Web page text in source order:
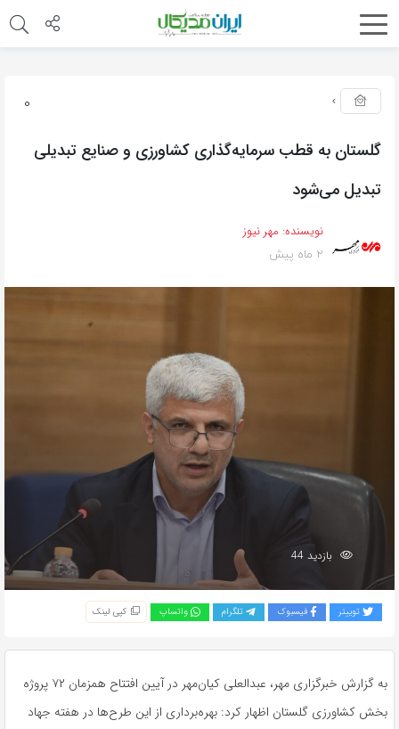
0
گلستان به قطب سرمایه‌گذاری کشاورزی و صنایع تبدیلی
تبدیل می‌شود
نویسنده: مهر نیوز
2 ماه پیش
بازدید 44
توییتر فیسبوک تلگرام واتساپ کپی لینک
به گزارش خبرگزاری مهر، عبدالعلی کیان‌مهر در آیین افتتاح همزمان ۷۲ پروژه
بخش کشاورزی گلستان اظهار کرد: بهره‌برداری از این طرح‌ها در هفته جهاد